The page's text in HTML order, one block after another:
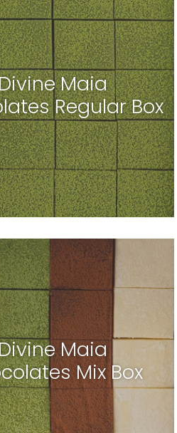
Maia
Regular Box
Maia
Mix Box